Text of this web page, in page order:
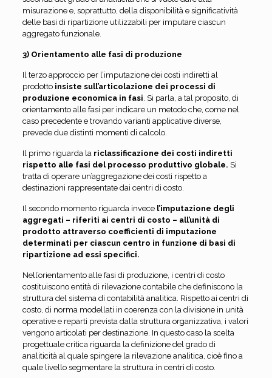
misurazione e, soprattutto, della disponibilità e significatività
delle basi di ripartizione utilizzabili per imputare ciascun
aggregato funzionale.
3) Orientamento alle fasi di produzione
Il terzo approccio per l’imputazione dei costi indiretti al
prodotto insiste sull’articolazione dei processi di
produzione economica in fasi . Si parla, a tal proposito, di
orientamento alle fasi per indicare un metodo che, come nel
caso precedente e trovando varianti applicative diverse,
prevede due distinti momenti di calcolo.
Il primo riguarda la riclassificazione dei costi indiretti
rispetto alle fasi del processo produttivo globale. Si
tratta di operare un’aggregazione dei costi rispetto a
destinazioni rappresentate dai centri di costo.
Il secondo momento riguarda invece l’imputazione degli
aggregati – riferiti ai centri di costo – all’unità di
prodotto attraverso coefficienti di imputazione
determinati per ciascun centro in funzione di basi di
ripartizione ad essi specifici.
Nell’orientamento alle fasi di produzione, i centri di costo
costituiscono entità di rilevazione contabile che definiscono la
struttura del sistema di contabilità analitica. Rispetto ai centri di
costo, di norma modellati in coerenza con la divisione in unità
operative e reparti prevista dalla struttura organizzativa, i valori
vengono articolati per destinazione. In questo caso la scelta
progettuale critica riguarda la definizione del grado di
analiticità al quale spingere la rilevazione analitica, cioè fino a
quale livello segmentare la struttura in centri di costo.